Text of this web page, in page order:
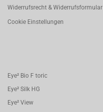
Widerrufsrecht & Widerrufsformular
Cookie Einstellungen
Eye² Bio F toric
Eye² Silk HG
Eye² View